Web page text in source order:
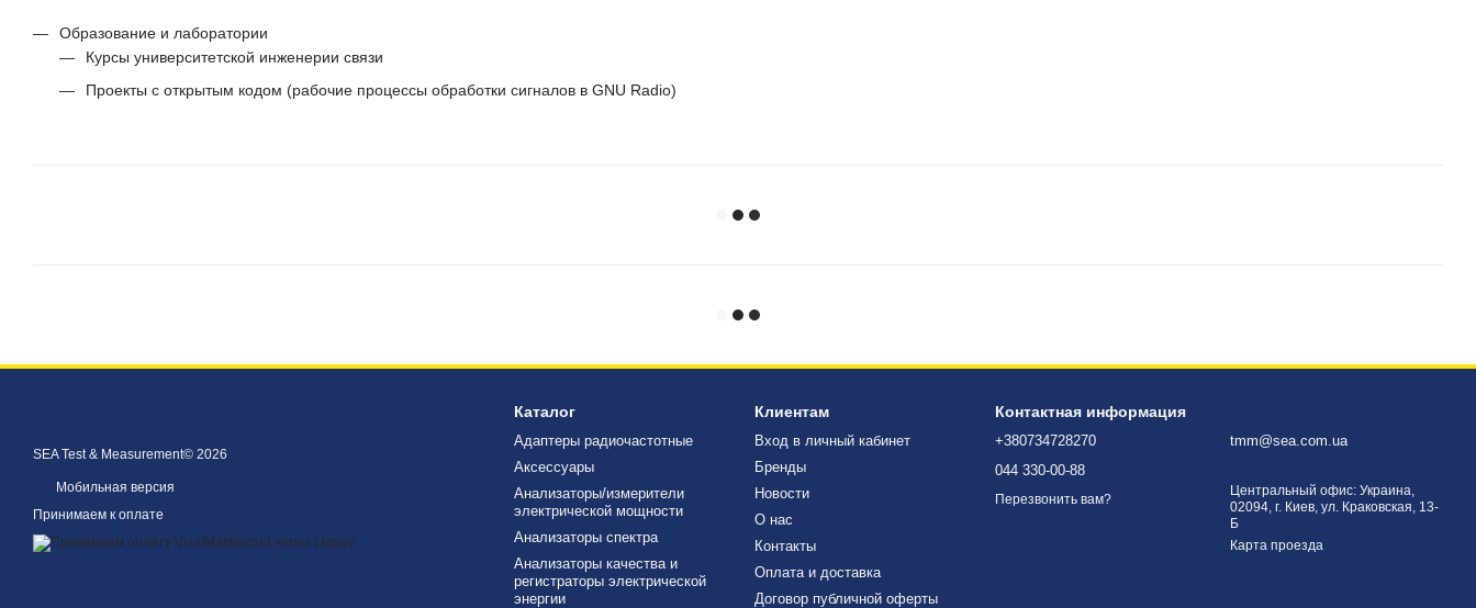
Образование и лаборатории
Курсы университетской инженерии связи
Проекты с открытым кодом (рабочие процессы обработки сигналов в GNU Radio)
SEA Test & Measurement© 2026
Мобильная версия
Принимаем к оплате
Каталог
Адаптеры радиочастотные
Аксессуары
Анализаторы/измерители
электрической мощности
Анализаторы спектра
Анализаторы качества и
регистраторы электрической
энергии
Клиентам
Вход в личный кабинет
Бренды
Новости
О нас
Контакты
Оплата и доставка
Договор публичной оферты
Контактная информация
+380734728270
044 330-00-88
Перезвонить вам?
tmm@sea.com.ua
Центральный офис: Украина,
02094, г. Киев, ул. Краковская, 13-
Б
Карта проезда